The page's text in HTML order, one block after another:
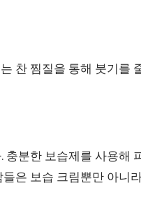
찬 찜질을 통해 붓기를
분한 보습제를 사용해
은 보습 크림뿐만 아니